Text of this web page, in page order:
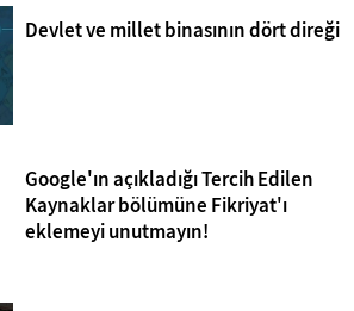
Devlet ve millet binasının dört direği
Google'ın açıkladığı Tercih Edilen
Kaynaklar bölümüne Fikriyat'ı
eklemeyi unutmayın!